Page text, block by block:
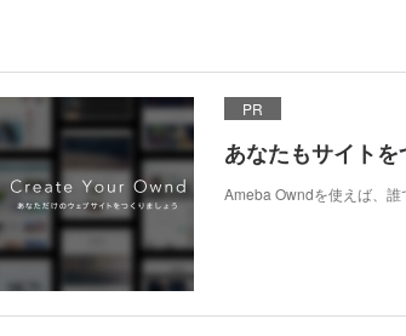
PR
あなたもサイト
Ameba Owndを使えば、誰